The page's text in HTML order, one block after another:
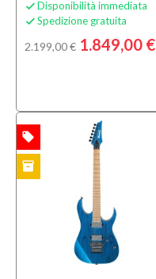
 Disponibilità immediata
 Spedizione gratuita
2.199,00 € 1.849,00 €
local_offer
inventory